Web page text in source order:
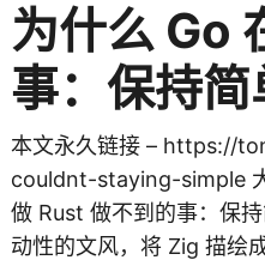
为什么 Go
事：保持简
本文永久链接 – https://
couldnt-staying-simple
做 Rust 做不到的事：保
动性的文风，将 Zig 描绘